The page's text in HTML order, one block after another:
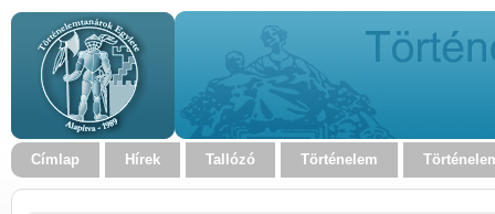
Címlap Hírek Tallózó Történelem